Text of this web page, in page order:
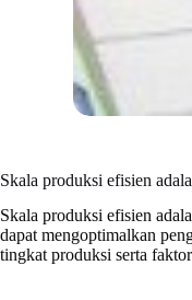
Skala produksi efisien
Skala produksi efisien
dapat mengoptimalkan
tingkat produksi serta